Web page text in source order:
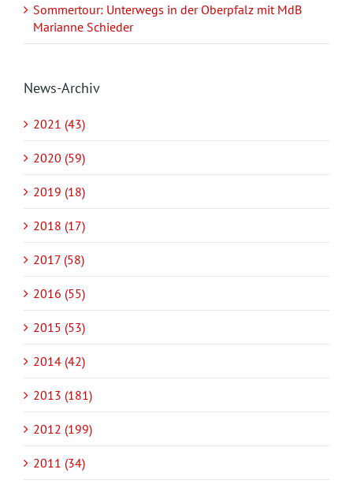
Sommertour: Unterwegs in der Oberpfalz mit MdB
Marianne Schieder
News-Archiv
2021 (43)
2020 (59)
2019 (18)
2018 (17)
2017 (58)
2016 (55)
2015 (53)
2014 (42)
2013 (181)
2012 (199)
2011 (34)